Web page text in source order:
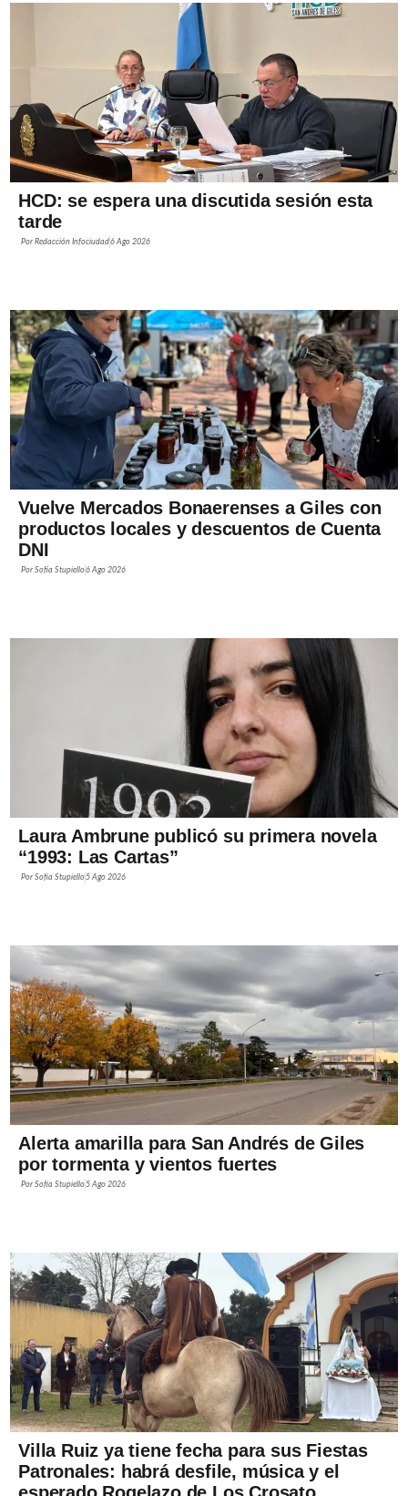
HCD: se espera una discutida sesión esta
tarde
PorRedacción Infociudad6 Ago 2026
Vuelve Mercados Bonaerenses a Giles con
productos locales y descuentos de Cuenta
DNI
PorSofía Stupiello6 Ago 2026
Laura Ambrune publicó su primera novela
“1993: Las Cartas”
PorSofía Stupiello5 Ago 2026
Alerta amarilla para San Andrés de Giles
por tormenta y vientos fuertes
PorSofía Stupiello5 Ago 2026
Villa Ruiz ya tiene fecha para sus Fiestas
Patronales: habrá desfile, música y el